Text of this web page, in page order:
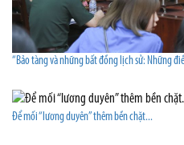
“Bảo tàng và những bất đồng lịch sử: Những
Để mối “lương duyên” thêm bền chặt...